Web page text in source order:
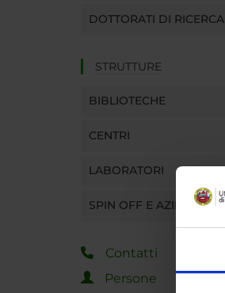
DOTTORATI DI RICERCA
STRUTTURE
BIBLIOTECHE
CENTRI
LABORATORI
SPIN OFF E AZIENDE
Contatti
Persone